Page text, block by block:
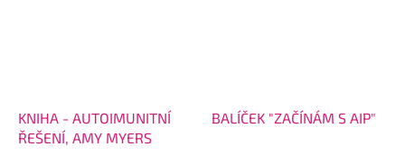
KNIHA - AUTOIMUNITNÍ
ŘEŠENÍ, AMY MYERS
BALÍČEK "ZAČÍNÁM S AIP"